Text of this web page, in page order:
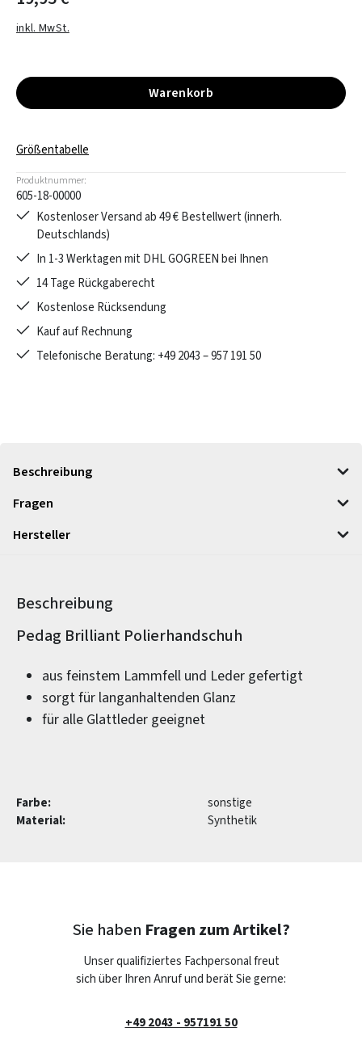
inkl. MwSt.
Warenkorb
Größentabelle
Produktnummer:
605-18-00000
Kostenloser Versand ab 49 € Bestellwert (innerh.
Deutschlands)
In 1-3 Werktagen mit DHL GOGREEN bei Ihnen
14 Tage Rückgaberecht
Kostenlose Rücksendung
Kauf auf Rechnung
Telefonische Beratung: +49 2043 – 957 191 50
Beschreibung
Fragen
Hersteller
Beschreibung
Produktinformationen
Pedag Brilliant Polierhandschuh
aus feinstem Lammfell und Leder gefertigt
sorgt für langanhaltenden Glanz
für alle Glattleder geeignet
Farbe:
sonstige
Material:
Synthetik
Sie haben Fragen zum Artikel?
Unser qualifiziertes Fachpersonal freut
sich über Ihren Anruf und berät Sie gerne:
+49 2043 - 957191 50